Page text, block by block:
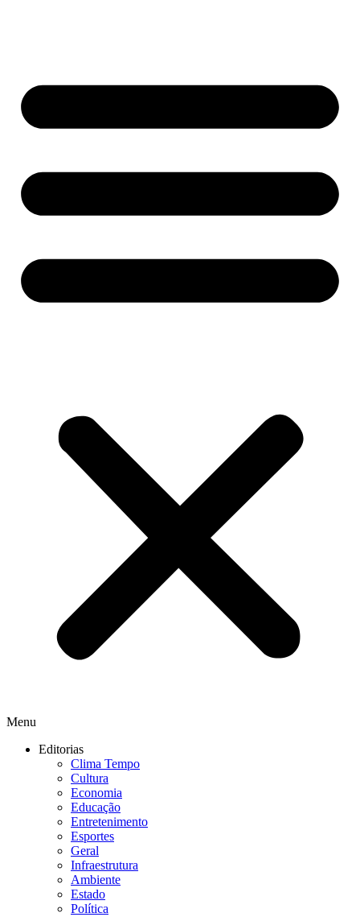
Menu
Editorias
Clima Tempo
Cultura
Economia
Educação
Entretenimento
Esportes
Geral
Infraestrutura
Ambiente
Estado
Política